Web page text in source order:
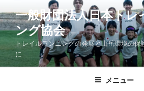
ン
テ
ツ
へ
一般財団法人日本トレ
ング協会
トレイルランニングの発展と山岳環境の保
に
メニュー